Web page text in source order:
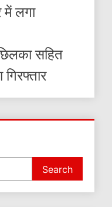
में लगा
सहित
Search